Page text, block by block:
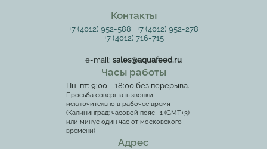
Контакты
+7 (4012) 952-588
+7 (4012) 952-278
+7 (4012) 716-715
e-mail: sales@aquafeed.ru
Часы работы
Пн-пт: 9:00 - 18:00 без перерыва.
Просьба совершать звонки
исключительно в рабочее время
(Калининград: часовой пояс -1 (GMT+3)
или минус один час от московского
времени)
Адрес